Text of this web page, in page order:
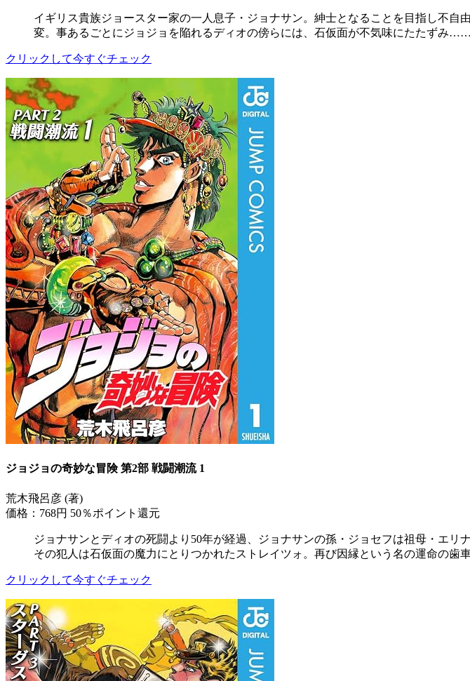
イギリス貴族ジョースター家の一人息子・ジョナサン。紳士となることを目指し不
変。事あるごとにジョジョを陥れるディオの傍らには、石仮面が不気味にたたずみ……
クリックして今すぐチェック
ジョジョの奇妙な冒険 第2部 戦闘潮流 1
荒木飛呂彦 (著)
価格：768円 50％ポイント還元
ジョナサンとディオの死闘より50年が経過、ジョナサンの孫・ジョセフは祖母・エ
その犯人は石仮面の魔力にとりつかれたストレイツォ。再び因縁という名の運命の歯
クリックして今すぐチェック